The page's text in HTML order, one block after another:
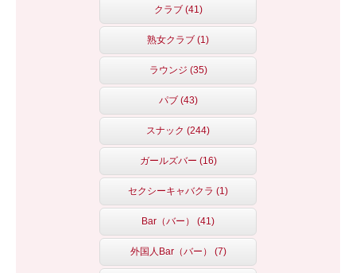
クラブ (41)
熟女クラブ (1)
ラウンジ (35)
パブ (43)
スナック (244)
ガールズバー (16)
セクシーキャバクラ (1)
Bar（バー） (41)
外国人Bar（バー） (7)